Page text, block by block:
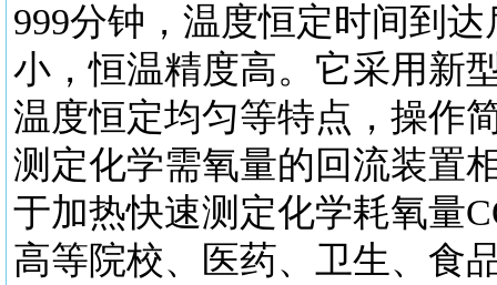
999分钟，温度恒定时间到
小，恒温精度高。它采用新
温度恒定均匀等特点，操作
测定化学需氧量的回流装置
于加热快速测定化学耗氧量
高等院校、医药、卫生、食